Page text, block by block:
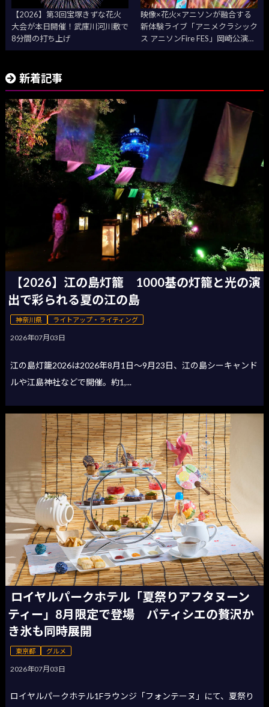
【2026】第3回宝塚きずな花火
大会が本日開催！武庫川河川敷で
8分間の打ち上げ
映像×花火×アニソンが融合する
新体験ライブ「アニメクラシック
ス アニソンFire FES」岡崎公演開
催
新着記事
【2026】江の島灯籠 1000基の灯籠と光の演
出で彩られる夏の江の島
神奈川県 ライトアップ・ライティング
2026年07月03日
江の島灯籠2026は2026年8月1日〜9月23日、江の島シーキャンド
ルや江島神社などで開催。約1,...
ロイヤルパークホテル「夏祭りアフタヌーン
ティー」8月限定で登場 パティシエの贅沢か
き氷も同時展開
東京都 グルメ
2026年07月03日
ロイヤルパークホテル1Fラウンジ「フォンテーヌ」にて、夏祭り